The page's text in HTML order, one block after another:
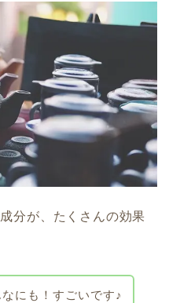
分が、たくさんの効果
にも！すごいです♪